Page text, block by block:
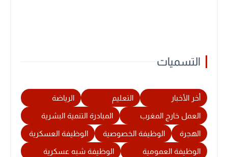
التسميات
أخر الأخبار التعليم الرياضة
العمل خارج المغرب المبادرة التنمية البشرية
الهجرة الوظيفة الخصوصية الوظيفة العسكرية
الوظيفة العمومية الوظيفة شبه عسكرية